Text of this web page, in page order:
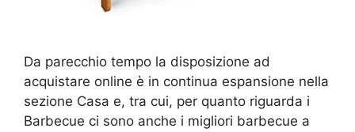
Da parecchio tempo la disposizione ad
acquistare online è in continua espansione nella
sezione Casa e, tra cui, per quanto riguarda i
Barbecue ci sono anche i migliori barbecue a